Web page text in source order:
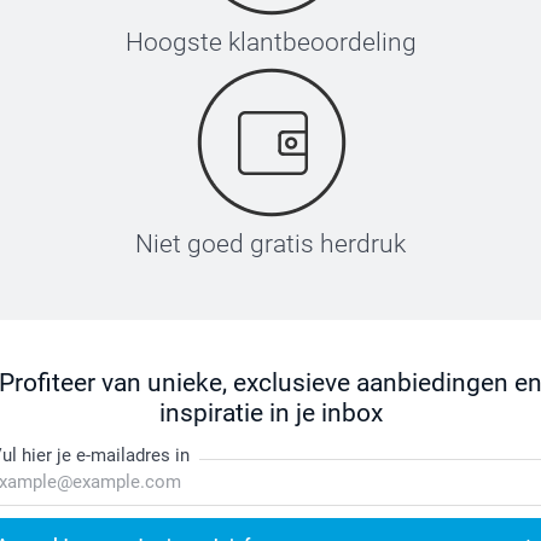
Hoogste klantbeoordeling
Niet goed gratis herdruk
Profiteer van unieke, exclusieve aanbiedingen en
inspiratie in je inbox
hier je e-mailadres in